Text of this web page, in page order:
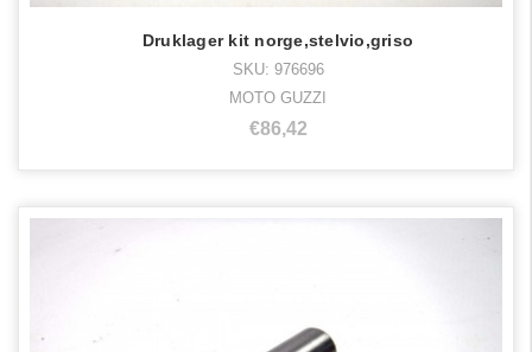
Druklager kit norge,stelvio,griso
SKU: 976696
MOTO GUZZI
€86,42